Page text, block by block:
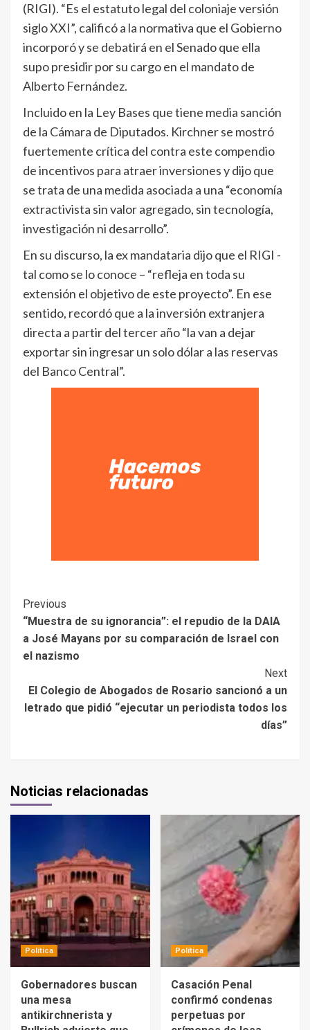
(RIGI). “Es el estatuto legal del coloniaje versión
siglo XXI”, calificó a la normativa que el Gobierno
incorporó y se debatirá en el Senado que ella
supo presidir por su cargo en el mandato de
Alberto Fernández.
Incluido en la Ley Bases que tiene media sanción
de la Cámara de Diputados. Kirchner se mostró
fuertemente crítica del contra este compendio
de incentivos para atraer inversiones y dijo que
se trata de una medida asociada a una “economía
extractivista sin valor agregado, sin tecnología,
investigación ni desarrollo”.
En su discurso, la ex mandataria dijo que el RIGI -
tal como se lo conoce – “refleja en toda su
extensión el objetivo de este proyecto”. En ese
sentido, recordó que a la inversión extranjera
directa a partir del tercer año “la van a dejar
exportar sin ingresar un solo dólar a las reservas
del Banco Central”.
Previous
“Muestra de su ignorancia”: el repudio de la DAIA
a José Mayans por su comparación de Israel con
el nazismo
Next
El Colegio de Abogados de Rosario sancionó a un
letrado que pidió “ejecutar un periodista todos los
días”
Noticias relacionadas
Política
Gobernadores buscan
una mesa
antikirchnerista y
Política
Casación Penal
confirmó condenas
perpetuas por